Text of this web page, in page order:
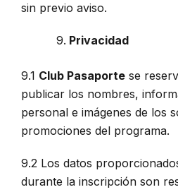
sin previo aviso.
Privacidad
9.1 Club Pasaporte se
publicar los nombres,
personal e imágenes de los
promociones del programa.
9.2 Los datos
durante la inscripción son